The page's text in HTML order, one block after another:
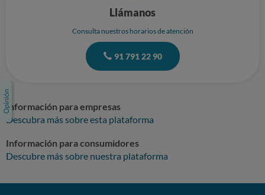
Llámanos
Consulta nuestros horarios de atención
91 791 22 90
Información para empresas
Descubra más sobre esta plataforma
Información para consumidores
Descubre más sobre nuestra plataforma